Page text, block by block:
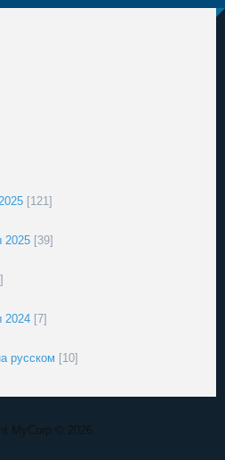
[121]
2025 [39]
2024 [7]
русском [10]
MyCorp © 2026